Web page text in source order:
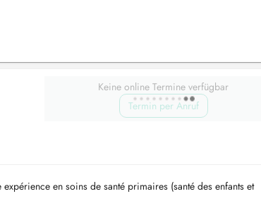
Keine online Termine verfügbar
Termin per Anruf
en soins de santé primaires (santé des enfants et